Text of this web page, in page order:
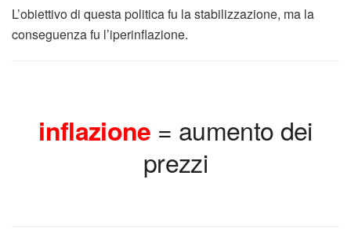
L’obiettivo di questa politica fu la stabilizzazione, ma la
conseguenza fu l’iperinflazione.
inflazione = aumento dei
prezzi